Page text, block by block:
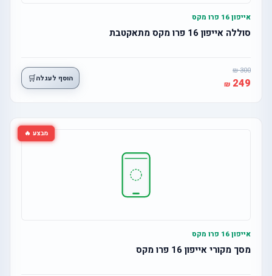
אייפון 16 פרו מקס
סוללה אייפון 16 פרו מקס מתאקטבת
300
249 הוסף לעגלה🛒
מבצע 🔥
אייפון 16 פרו מקס
מסך מקורי אייפון 16 פרו מקס